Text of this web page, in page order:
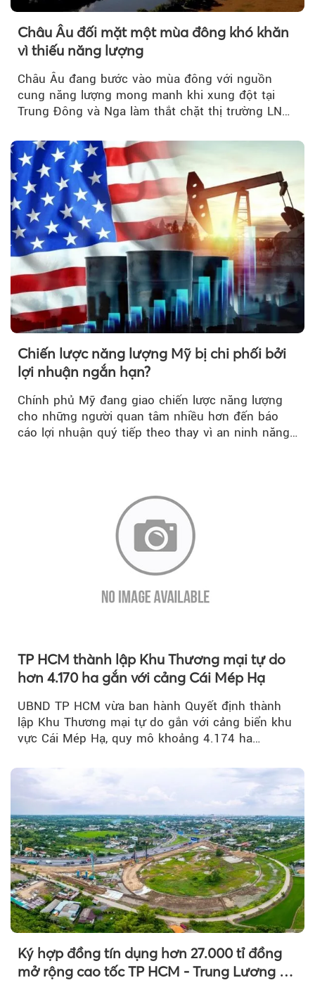
Châu Âu đối mặt một mùa đông khó khăn
vì thiếu năng lượng
Châu Âu đang bước vào mùa đông với nguồn
cung năng lượng mong manh khi xung đột tại
Trung Đông và Nga làm thắt chặt thị trường LNG
lo ngại.
Chiến lược năng lượng Mỹ bị chi phối bởi
lợi nhuận ngắn hạn?
Chính phủ Mỹ đang giao chiến lược năng lượng
cho những người quan tâm nhiều hơn đến báo
cáo lợi nhuận quý tiếp theo thay vì an ninh năng
TP HCM thành lập Khu Thương mại tự do
hơn 4.170 ha gắn với cảng Cái Mép Hạ
UBND TP HCM vừa ban hành Quyết định thành
lập Khu Thương mại tự do gắn với cảng biển khu
vực Cái Mép Hạ, quy mô khoảng 4.174 ha…
Ký hợp đồng tín dụng hơn 27.000 tỉ đồng
mở rộng cao tốc TP HCM - Trung Lương -